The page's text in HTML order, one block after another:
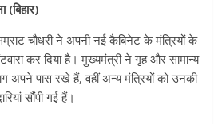
(बिहार)
चौधरी ने अपनी नई कैबिनेट के मंत्रियों के
कर दिया है। मुख्यमंत्री ने गृह और सामान्य
अपने पास रखे हैं, वहीं अन्य मंत्रियों को उनकी
सौंपी गई हैं।